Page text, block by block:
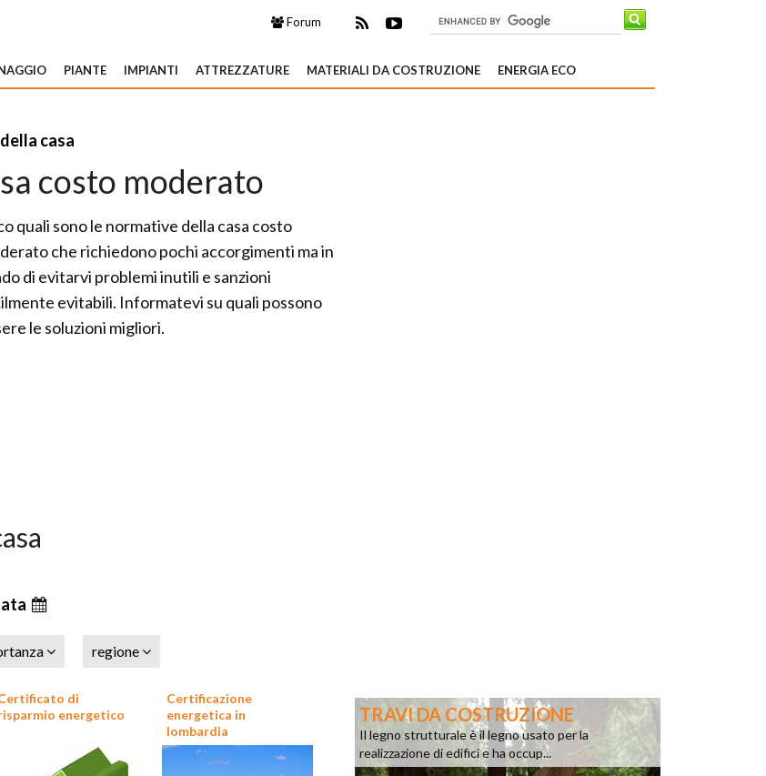
Forum
PIANTE IMPIANTI ATTREZZATURE MATERIALI DA COSTRUZIONE ENERGIA ECO
casa
costo moderato
quali sono le normative della casa costo
che richiedono pochi accorgimenti ma in
di evitarvi problemi inutili e sanzioni
evitabili. Informatevi su quali possono
le soluzioni migliori.
regione
di
energetico
Certificazione
energetica in
lombardia
TRAVI DA COSTRUZIONE
Il legno strutturale è il legno usato per la
realizzazione di edifici e ha occup...